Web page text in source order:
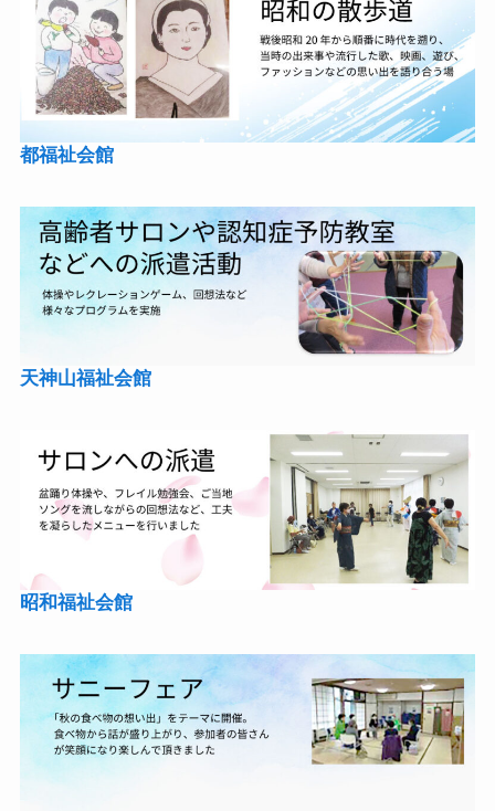
都福祉会館
天神山福祉会館
昭和福祉会館